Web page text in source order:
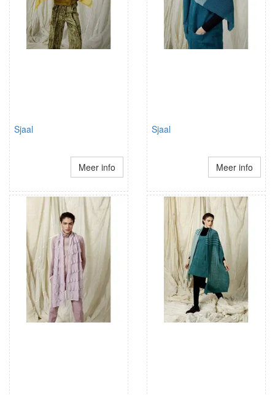
Sjaal
Meer info
Sjaal
Meer info